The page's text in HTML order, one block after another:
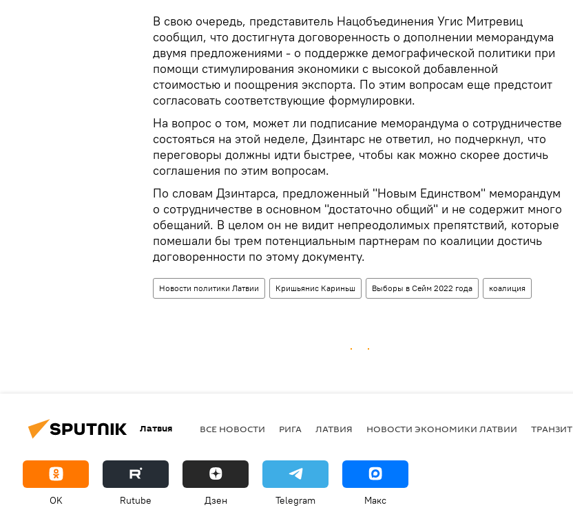
В свою очередь, представитель Нацобъединения Угис Митревиц
сообщил, что достигнута договоренность о дополнении меморандума
двумя предложениями - о поддержке демографической политики при
помощи стимулирования экономики с высокой добавленной
стоимостью и поощрения экспорта. По этим вопросам еще предстоит
согласовать соответствующие формулировки.
На вопрос о том, может ли подписание меморандума о сотрудничестве
состояться на этой неделе, Дзинтарс не ответил, но подчеркнул, что
переговоры должны идти быстрее, чтобы как можно скорее достичь
соглашения по этим вопросам.
По словам Дзинтарса, предложенный "Новым Единством" меморандум
о сотрудничестве в основном "достаточно общий" и не содержит много
обещаний. В целом он не видит непреодолимых препятствий, которые
помешали бы трем потенциальным партнерам по коалиции достичь
договоренности по этому документу.
Новости политики Латвии Кришьянис Кариньш Выборы в Сейм 2022 года коалиция
Латвия ВСЕ НОВОСТИ РИГА ЛАТВИЯ НОВОСТИ ЭКОНОМИКИ ЛАТВИИ ТРАНЗИТ
OK Rutube Дзен Telegram Макс